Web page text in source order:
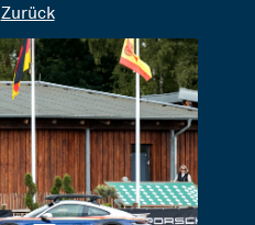
Zurück